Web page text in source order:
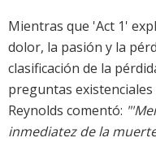
Mientras que 'Act 1'
dolor, la pasión y la
clasificación de la
preguntas existenciales
Reynolds comentó: "'
inmediatez de la